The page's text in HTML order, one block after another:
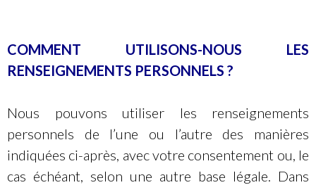
COMMENT UTILISONS-NOUS LES
RENSEIGNEMENTS PERSONNELS ?
Nous pouvons utiliser les renseignements
personnels de l’une ou l’autre des manières
indiquées ci-après, avec votre consentement ou, le
cas échéant, selon une autre base légale. Dans